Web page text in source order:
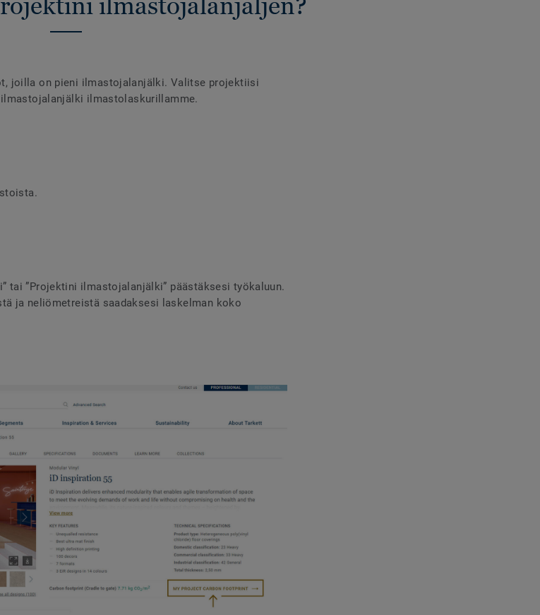
ilmastojalanjäljen?
joilla on pieni ilmastojalanjälki. Valitse projektiisi
ilmastolaskurillamme.
tai ”Projektini ilmastojalanjälki” päästäksesi työkaluun.
ja neliömetreistä saadaksesi laskelman koko